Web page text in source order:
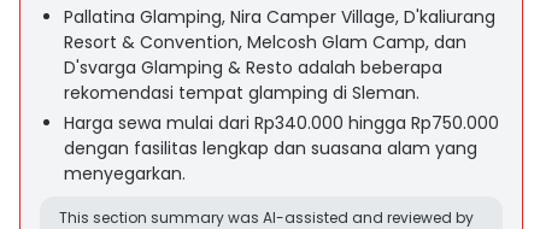
Pallatina Glamping, Nira Camper Village, D'kaliurang
Resort & Convention, Melcosh Glam Camp, dan
D'svarga Glamping & Resto adalah beberapa
rekomendasi tempat glamping di Sleman.
Harga sewa mulai dari Rp340.000 hingga Rp750.000
dengan fasilitas lengkap dan suasana alam yang
menyegarkan.
This section summary was AI-assisted and reviewed by